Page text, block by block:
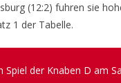
(12:2) fuhren sie
1 der Tabelle.
Spiel der Knaben D am